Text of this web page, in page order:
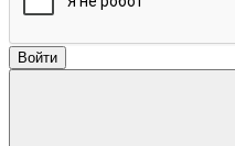
Войти